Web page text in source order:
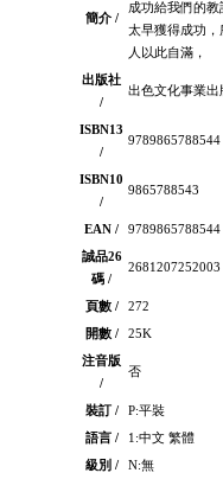
簡介 /
成功給我們的
太早獲得成功
人以此自滿，
出版社
/
出色文化事業出
ISBN13
/
9789865788544
ISBN10
/
9865788543
EAN /
9789865788544
誠品26
碼 /
2681207252003
頁數 /
272
開數 /
25K
注音版
/
否
裝訂 /
P:平裝
語言 /
1:中文 繁體
級別 /
N:無